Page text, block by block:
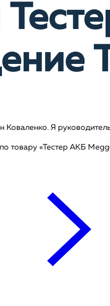
Коваленко. Я
товару «Тестер АКБ